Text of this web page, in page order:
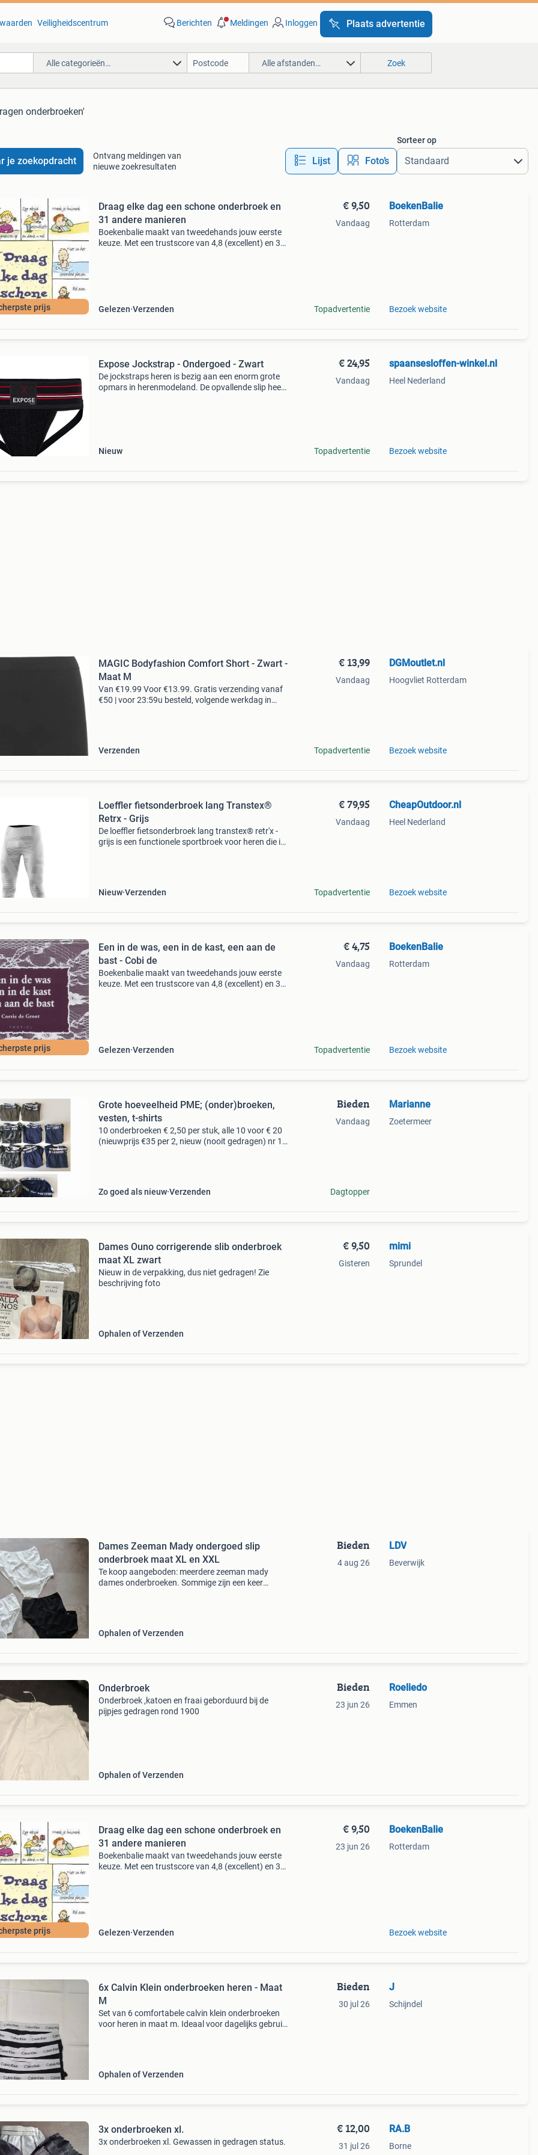
Veiligheidscentrum Berichten Meldingen Inloggen Plaats advertentie
Alle categorieën… Alle afstanden… Zoek
onderbroeken'
je zoekopdracht
Ontvang meldingen van
nieuwe zoekresultaten
Lijst Foto’s
Sorteer op
prijs
Draag elke dag een schone onderbroek en
31 andere manieren
Boekenbalie maakt van tweedehands jouw eerste
keuze. Met een trustscore van 4,8 (excellent) en 30
Gelezen Verzenden
€ 9,50
Vandaag
Topadvertentie
BoekenBalie
Rotterdam
Bezoek website
Expose Jockstrap - Ondergoed - Zwart
De jockstraps heren is bezig aan een enorm grote
opmars in herenmodeland. De opvallende slip heeft
Nieuw
€ 24,95
Vandaag
Topadvertentie
spaansesloffen-winkel.nl
Heel Nederland
Bezoek website
MAGIC Bodyfashion Comfort Short - Zwart -
Maat M
Van €19.99 Voor €13.99. Gratis verzending vanaf
€50 | voor 23:59u besteld, volgende werkdag in
Verzenden
€ 13,99
Vandaag
Topadvertentie
DGMoutlet.nl
Hoogvliet Rotterdam
Bezoek website
Loeffler fietsonderbroek lang Transtex®
Retrx - Grijs
De loeffler fietsonderbroek lang transtex® retr'x -
grijs is een functionele sportbroek voor heren die is
Nieuw Verzenden
€ 79,95
Vandaag
Topadvertentie
CheapOutdoor.nl
Heel Nederland
Bezoek website
prijs
Een in de was, een in de kast, een aan de
bast - Cobi de
Boekenbalie maakt van tweedehands jouw eerste
keuze. Met een trustscore van 4,8 (excellent) en 30
Gelezen Verzenden
€ 4,75
Vandaag
Topadvertentie
BoekenBalie
Rotterdam
Bezoek website
Grote hoeveelheid PME; (onder)broeken,
vesten, t-shirts
10 onderbroeken € 2,50 per stuk, alle 10 voor € 20
(nieuwprijs €35 per 2, nieuw (nooit gedragen) nr 1:
Zo goed als nieuw Verzenden
Bieden
Vandaag
Dagtopper
Marianne
Zoetermeer
Dames Ouno corrigerende slib onderbroek
maat XL zwart
Nieuw in de verpakking, dus niet gedragen! Zie
beschrijving foto
Ophalen of Verzenden
€ 9,50
Gisteren
mimi
Sprundel
Dames Zeeman Mady ondergoed slip
onderbroek maat XL en XXL
Te koop aangeboden: meerdere zeeman mady
dames onderbroeken. Sommige zijn een keer
Ophalen of Verzenden
Bieden
4 aug 26
LDV
Beverwijk
Onderbroek
Onderbroek ,katoen en fraai geborduurd bij de
pijpjes gedragen rond 1900
Ophalen of Verzenden
Bieden
23 jun 26
Roeliedo
Emmen
prijs
Draag elke dag een schone onderbroek en
31 andere manieren
Boekenbalie maakt van tweedehands jouw eerste
keuze. Met een trustscore van 4,8 (excellent) en 30
Gelezen Verzenden
€ 9,50
23 jun 26
BoekenBalie
Rotterdam
Bezoek website
6x Calvin Klein onderbroeken heren - Maat
M
Set van 6 comfortabele calvin klein onderbroeken
voor heren in maat m. Ideaal voor dagelijks gebruik.
Ophalen of Verzenden
Bieden
30 jul 26
J
Schijndel
3x onderbroeken xl.
3x onderbroeken xl. Gewassen in gedragen status.
€ 12,00
31 jul 26
RA.B
Borne